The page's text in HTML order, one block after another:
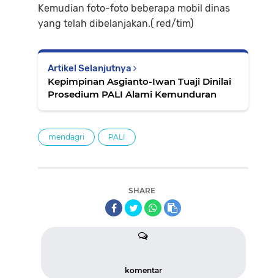
Kemudian foto-foto beberapa mobil dinas
yang telah dibelanjakan.( red/tim)
Artikel Selanjutnya
Kepimpinan Asgianto-Iwan Tuaji Dinilai
Prosedium PALI Alami Kemunduran
mendagri PALI
SHARE
komentar